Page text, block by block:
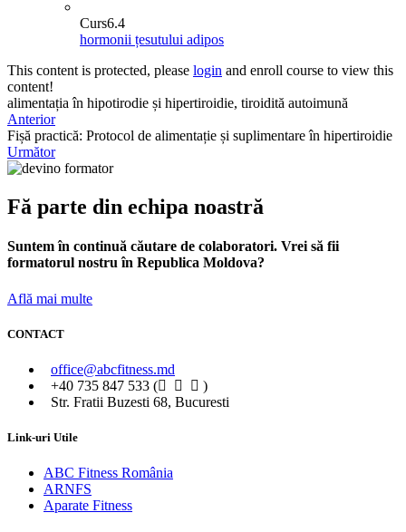
Curs6.4
hormonii țesutului adipos
This content is protected, please login and enroll course to view this
content!
alimentația în hipotirodie și hipertiroidie, tiroidită autoimună
Anterior
Fișă practică: Protocol de alimentație și suplimentare în hipertiroidie
Următor
Fă parte din echipa noastră
Suntem în continuă căutare de colaboratori. Vrei să fii
formatorul nostru în Republica Moldova?
Află mai multe
CONTACT
office@abcfitness.md
+40 735 847 533 (
)
Str. Fratii Buzesti 68, Bucuresti
Link-uri Utile
ABC Fitness România
ARNFS
Aparate Fitness